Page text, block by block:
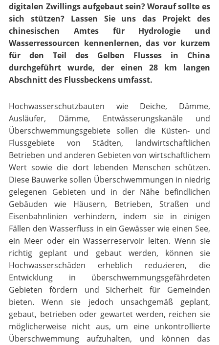
digitalen Zwillings aufgebaut sein? Worauf sollte es
sich stützen? Lassen Sie uns das Projekt des
chinesischen Amtes für Hydrologie und
Wasserressourcen kennenlernen, das vor kurzem
für den Teil des Gelben Flusses in China
durchgeführt wurde, der einen 28 km langen
Abschnitt des Flussbeckens umfasst.
Hochwasserschutzbauten wie Deiche, Dämme,
Ausläufer, Dämme, Entwässerungskanäle und
Überschwemmungsgebiete sollen die Küsten- und
Flussgebiete von Städten, landwirtschaftlichen
Betrieben und anderen Gebieten von wirtschaftlichem
Wert sowie die dort lebenden Menschen schützen.
Diese Bauwerke sollen Überschwemmungen in niedrig
gelegenen Gebieten und in der Nähe befindlichen
Gebäuden wie Häusern, Betrieben, Straßen und
Eisenbahnlinien verhindern, indem sie in einigen
Fällen den Wasserfluss in ein Gewässer wie einen See,
ein Meer oder ein Wasserreservoir leiten. Wenn sie
richtig geplant und gebaut werden, können sie
Hochwasserschäden erheblich reduzieren, die
Entwicklung in überschwemmungsgefährdeten
Gebieten fördern und Sicherheit für Gemeinden
bieten. Wenn sie jedoch unsachgemäß geplant,
gebaut, betrieben oder gewartet werden, reichen sie
möglicherweise nicht aus, um eine unkontrollierte
Überschwemmung aufzuhalten, und können das